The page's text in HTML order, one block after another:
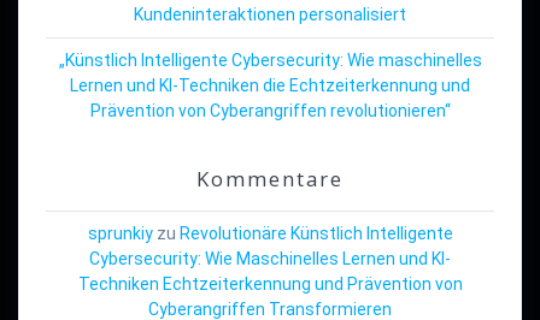
Kundeninteraktionen personalisiert
„Künstlich Intelligente Cybersecurity: Wie maschinelles
Lernen und KI-Techniken die Echtzeiterkennung und
Prävention von Cyberangriffen revolutionieren“
Kommentare
sprunkiyzu Revolutionäre Künstlich Intelligente
Cybersecurity: Wie Maschinelles Lernen und KI-
Techniken Echtzeiterkennung und Prävention von
Cyberangriffen Transformieren